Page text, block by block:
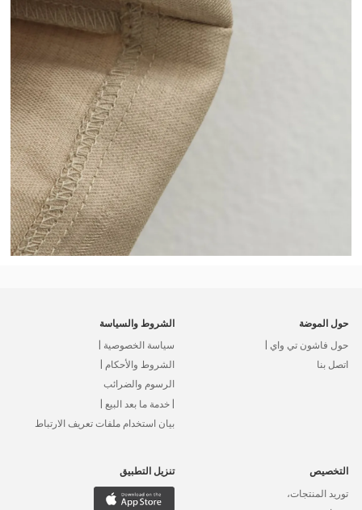
حول الموضة
حول فاشون تي واي |
اتصل بنا
الشروط والسياسة
سياسة الخصوصية |
الشروط والأحكام |
الرسوم والضرائب
| خدمة ما بعد البيع |
بيان استخدام ملفات تعريف الارتباط
التخصيص
توريد المنتجات،
تنزيل التطبيق